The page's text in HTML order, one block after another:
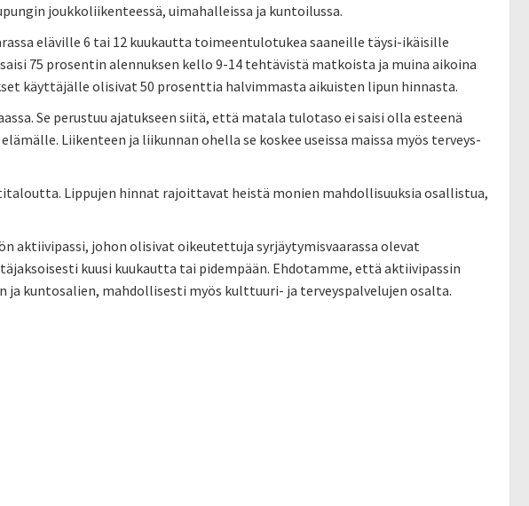
joukkoliikenteessä, uimahalleissa ja kuntoilussa.
eläville 6 tai 12 kuukautta toimeentulotukea saaneille täysi-ikäisille
75 prosentin alennuksen kello 9-14 tehtävistä matkoista ja muina aikoina
käyttäjälle olisivat 50 prosenttia halvimmasta aikuisten lipun hinnasta.
Se perustuu ajatukseen siitä, että matala tulotaso ei saisi olla esteenä
Liikenteen ja liikunnan ohella se koskee useissa maissa myös terveys-
Lippujen hinnat rajoittavat heistä monien mahdollisuuksia osallistua,
aktiivipassi, johon olisivat oikeutettuja syrjäytymisvaarassa olevat
kuusi kuukautta tai pidempään. Ehdotamme, että aktiivipassin
kuntosalien, mahdollisesti myös kulttuuri- ja terveyspalvelujen osalta.